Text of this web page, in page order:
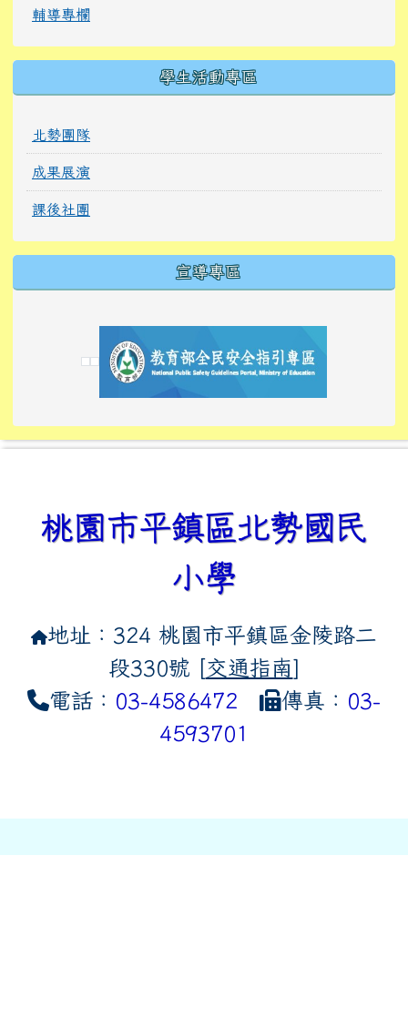
輔導專欄
學生活動專區
北勢團隊
成果展演
課後社團
宣導專區
link to https://
link to https://10000.gov.tw/
link to https://
link to https://10000.gov.tw/
link to https://
link to https://
link to https://i.win.org.tw/
link to https://
link to https://
link to https://
link to https://
桃園市平鎮區北勢國民
小學
地址：324 桃園市平鎮區金陵路二
段330號 [交通指南]
電話： 03-4586472 傳真： 03-
4593701